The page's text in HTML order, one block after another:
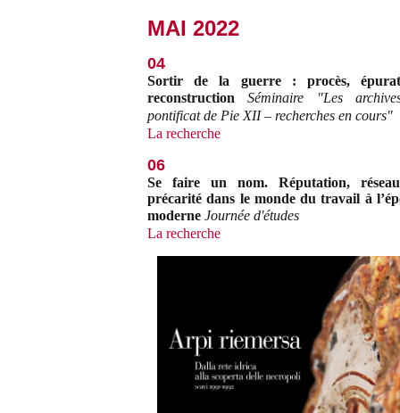
MAI 2022
04
Sortir de la guerre : procès,
reconstruction
Séminaire "Les
pontificat de Pie XII – recherches en cours"
La recherche
06
Se faire un nom. Réputation,
précarité dans le monde du travail à
moderne Journée d'études
La recherche